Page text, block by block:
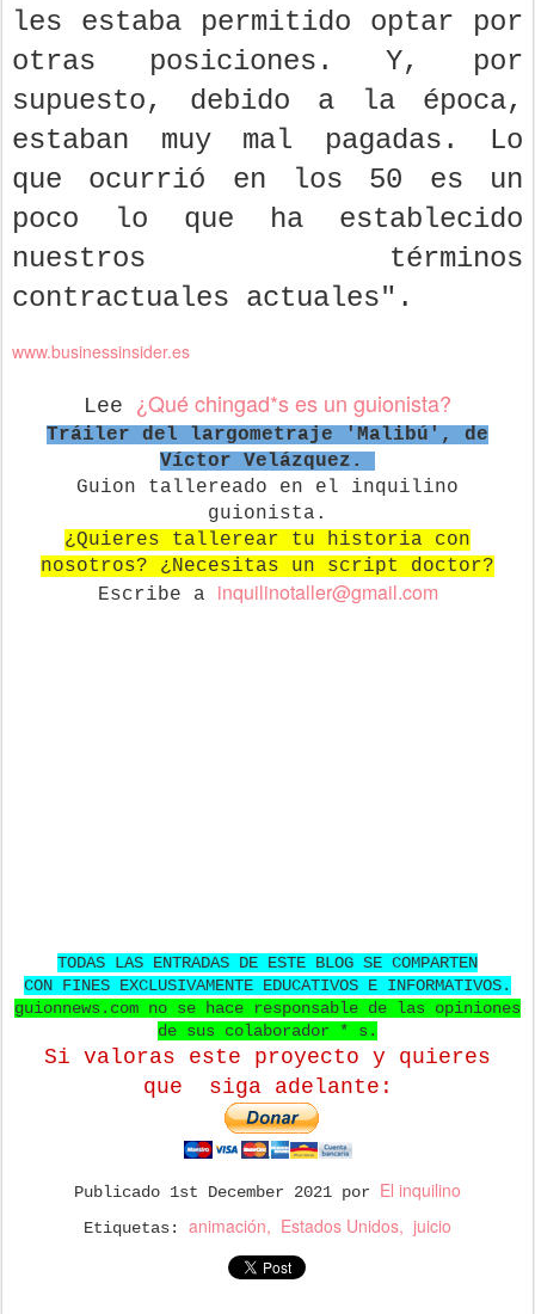
les estaba permitido optar por
otras posiciones. Y, por
supuesto, debido a la época,
estaban muy mal pagadas. Lo
que ocurrió en los 50 es un
poco lo que ha establecido
nuestros términos
contractuales actuales".
www.businessinsider.es
Lee ¿Qué chingad*s es un guionista?
Tráiler del largometraje 'Malibú', de
Víctor Velázquez.
Guion tallereado en el inquilino
guionista.
¿Quieres tallerear tu historia con
nosotros? ¿Necesitas un script doctor?
Escribe a inquilinotaller@gmail.com
TODAS LAS ENTRADAS DE ESTE BLOG SE COMPARTEN
CON FINES EXCLUSIVAMENTE EDUCATIVOS E INFORMATIVOS.
guionnews.com no se hace responsable de las opiniones
de sus colaborador * s.
Si valoras este proyecto y quieres
que siga adelante:
Publicado 1st December 2021 por El inquilino
Etiquetas: animación Estados Unidos juicio